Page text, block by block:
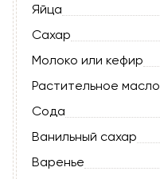
Яйца
Сахар
Молоко или кефир
Растительное масло
Сода
Ванильный сахар
Варенье